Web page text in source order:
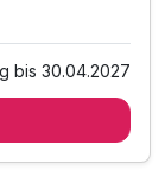
bis 30.04.2027